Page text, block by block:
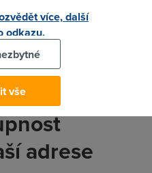
Pardubicku, které si
. Vůbec nejnižší prosincovou
12,1 Mb/s
adrese
více, další
odkazu.
vše